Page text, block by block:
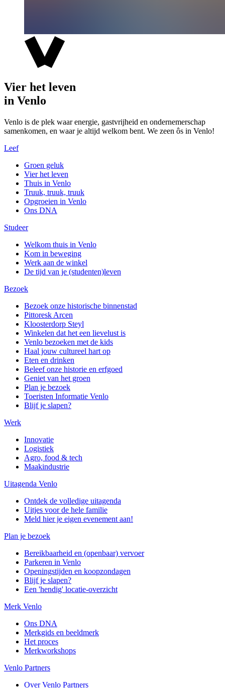
Vier het leven
in Venlo
Venlo is de plek waar energie, gastvrijheid en ondernemerschap
samenkomen, en waar je altijd welkom bent. We zeen ôs in Venlo!
Leef
Groen geluk
Vier het leven
Thuis in Venlo
Truuk, truuk, truuk
Opgroeien in Venlo
Ons DNA
Studeer
Welkom thuis in Venlo
Kom in beweging
Werk aan de winkel
De tijd van je (studenten)leven
Bezoek
Bezoek onze historische binnenstad
Pittoresk Arcen
Kloosterdorp Steyl
Winkelen dat het een lievelust is
Venlo bezoeken met de kids
Haal jouw cultureel hart op
Eten en drinken
Beleef onze historie en erfgoed
Geniet van het groen
Plan je bezoek
Toeristen Informatie Venlo
Blijf je slapen?
Werk
Innovatie
Logistiek
Agro, food & tech
Maakindustrie
Uitagenda Venlo
Ontdek de volledige uitagenda
Uitjes voor de hele familie
Meld hier je eigen evenement aan!
Plan je bezoek
Bereikbaarheid en (openbaar) vervoer
Parkeren in Venlo
Openingstijden en koopzondagen
Blijf je slapen?
Een 'hendig' locatie-overzicht
Merk Venlo
Ons DNA
Merkgids en beeldmerk
Het proces
Merkworkshops
Venlo Partners
Over Venlo Partners